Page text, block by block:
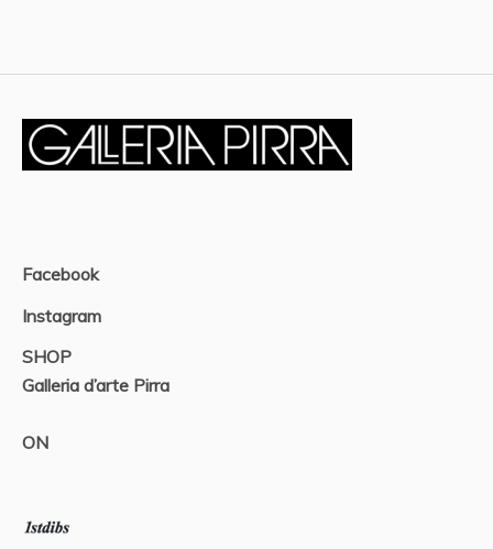
Facebook
Instagram
SHOP
Galleria d’arte Pirra
ON